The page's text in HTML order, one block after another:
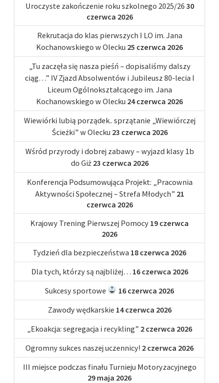
Uroczyste zakończenie roku szkolnego 2025/26 30
czerwca 2026
Rekrutacja do klas pierwszych I LO im. Jana
Kochanowskiego w Olecku 25 czerwca 2026
„Tu zaczęła się nasza pieśń – dopisaliśmy dalszy
ciąg…” IV Zjazd Absolwentów i Jubileusz 80-lecia I
Liceum Ogólnokształcącego im. Jana
Kochanowskiego w Olecku 24 czerwca 2026
Wiewiórki lubią porządek.. sprzątanie „Wiewiórczej
Ścieżki” w Olecku 23 czerwca 2026
Wśród przyrody i dobrej zabawy – wyjazd klasy 1b
do Giż 23 czerwca 2026
Konferencja Podsumowująca Projekt: „Pracownia
Aktywności Społecznej – Strefa Młodych” 21
czerwca 2026
Krajowy Trening Pierwszej Pomocy 19 czerwca
2026
Tydzień dla bezpieczeństwa 18 czerwca 2026
Dla tych, którzy są najbliżej… 16 czerwca 2026
Sukcesy sportowe
16 czerwca 2026
Zawody wędkarskie 14 czerwca 2026
„Ekoakcja: segregacja i recykling” 2 czerwca 2026
Ogromny sukces naszej uczennicy! 2 czerwca 2026
III miejsce podczas finału Turnieju Motoryzacyjnego
29 maja 2026